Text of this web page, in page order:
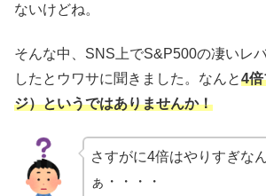
ないけどね。
そんな中、SNS上でS&P500の凄いレ
したとウワサに聞きました。なんと4倍
ジ）というではありませんか！
さすがに4倍はやりすぎな
ぁ・・・・